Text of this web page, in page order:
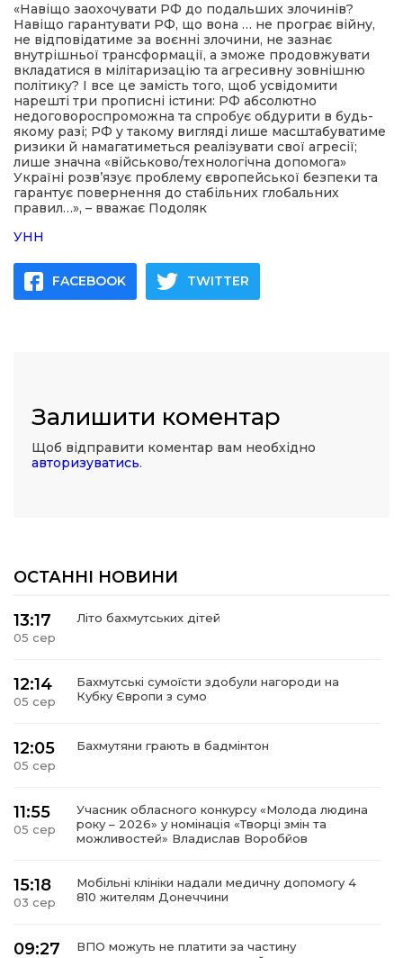
«Навіщо заохочувати РФ до подальших злочинів?
Навіщо гарантувати РФ, що вона … не програє війну,
не відповідатиме за воєнні злочини, не зазнає
внутрішньої трансформації, а зможе продовжувати
вкладатися в мілітаризацію та агресивну зовнішню
політику? І все це замість того, щоб усвідомити
нарешті три прописні істини: РФ абсолютно
недоговороспроможна та спробує обдурити в будь-
якому разі; РФ у такому вигляді лише масштабуватиме
ризики й намагатиметься реалізувати свої агресії;
лише значна «військово/технологічна допомога»
Україні розв’язує проблему європейської безпеки та
гарантує повернення до стабільних глобальних
правил…», – вважає Подоляк
УНН
FACEBOOK TWITTER
Залишити коментар
Щоб відправити коментар вам необхідно
авторизуватись.
ОСТАННІ НОВИНИ
13:17
05 сер
Літо бахмутських дітей
12:14
05 сер
Бахмутські сумоїсти здобули нагороди на
Кубку Європи з сумо
12:05
05 сер
Бахмутяни грають в бадмінтон
11:55
05 сер
Учасник обласного конкурсу «Молода людина
року – 2026» у номінація «Творці змін та
можливостей» Владислав Воробйов
15:18
03 сер
Мобільні клініки надали медичну допомогу 4
810 жителям Донеччини
09:27
ВПО можуть не платити за частину